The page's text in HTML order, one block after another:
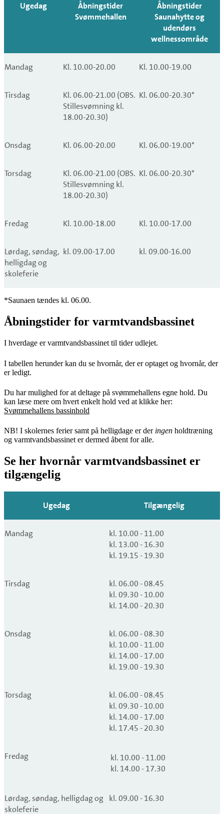
Ugedag
Åbningstider
Svømmehallen
Åbningstider
Saunahytte og
udendørs
wellnessområde
Mandag Kl. 10.00-20.00 Kl. 10.00-19.00
Tirsdag
Kl. 06.00-21.00 (OBS.
Stillesvømning kl.
18.00-20.30)
Kl. 06.00-20.30*
Onsdag Kl. 06.00-20.00 Kl. 06.00-19.00*
Torsdag
Kl. 06.00-21.00 (OBS.
Stillesvømning kl.
18.00-20.30)
Kl. 06.00-20.30*
Fredag Kl. 10.00-18.00 Kl. 10.00-17.00
Lørdag, søndag,
helligdag og
skoleferie
kl. 09.00-17.00 kl. 09.00-16.00
*Saunaen tændes kl. 06.00.
Åbningstider for varmtvandsbassinet
I hverdage er varmtvandsbassinet til tider udlejet.
I tabellen herunder kan du se hvornår, der er optaget og hvornår, der
er ledigt.
Du har mulighed for at deltage på svømmehallens egne hold. Du
kan læse mere om hvert enkelt hold ved at klikke her:
Svømmehallens bassinhold
NB! I skolernes ferier samt på helligdage er der ingen holdtræning
og varmtvandsbassinet er dermed åbent for alle.
Se her hvornår varmtvandsbassinet er
tilgængelig
Ugedag Tilgængelig
Mandag
kl. 10.00 - 11.00
kl. 13.00 - 16.30
kl. 19.15 - 19.30
Tirsdag
kl. 06.00 - 08.45
kl. 09.30 - 10.00
kl. 14.00 - 20.30
Onsdag
kl. 06.00 - 08.30
kl. 10.00 - 11.00
kl. 14.00 - 17.00
kl. 19.00 - 19.30
Torsdag
kl. 06.00 - 08.45
kl. 09.30 - 10.00
kl. 14.00 - 17.00
kl. 17.45 - 20.30
Fredag
kl. 10.00 - 11.00
kl. 14.00 - 17.30
Lørdag, søndag, helligdag og
skoleferie
kl. 09.00 - 16.30